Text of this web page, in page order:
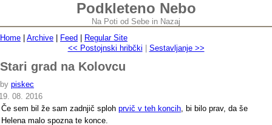
Podkleteno Nebo
Na Poti od Sebe in Nazaj
Home
Archive Feed
Regular Site
<< Postojnski hribčki
Sestavljanje >>
Stari grad na Kolovcu
by piskec
08. 2016
Če sem bil že sam zadnjič sploh prvič v teh koncih, bi bilo prav, da še
Helena malo spozna te konce.